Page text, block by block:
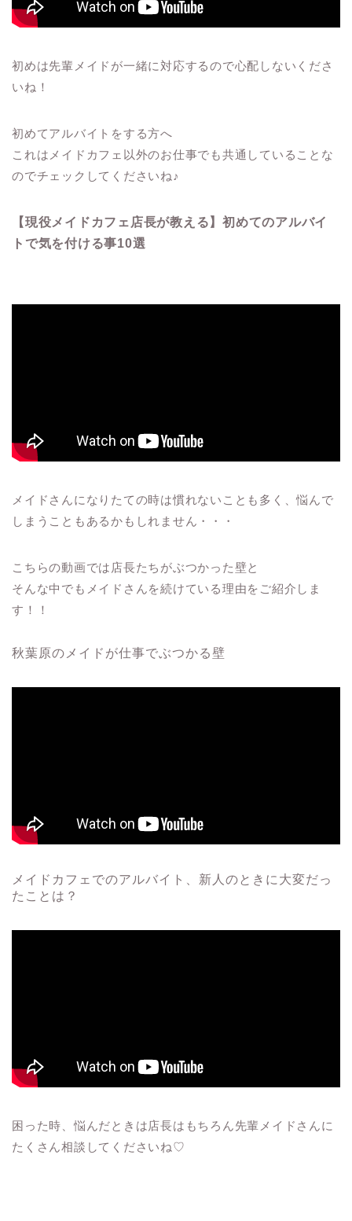
初めは先輩メイドが一緒に対応するので心配しないくださ
いね！
初めてアルバイトをする方へ
これはメイドカフェ以外のお仕事でも共通していることな
のでチェックしてくださいね♪
【現役メイドカフェ店長が教える】初めてのアルバイ
トで気を付ける事10選
メイドさんになりたての時は慣れないことも多く、悩んで
しまうこともあるかもしれません・・・
こちらの動画では店長たちがぶつかった壁と
そんな中でもメイドさんを続けている理由をご紹介しま
す！！
秋葉原のメイドが仕事でぶつかる壁
メイドカフェでのアルバイト、新人のときに大変だっ
たことは？
困った時、悩んだときは店長はもちろん先輩メイドさんに
たくさん相談してくださいね♡